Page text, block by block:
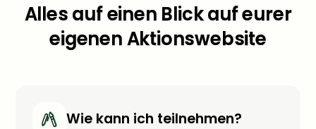
Alles auf einen Blick auf eurer
eigenen Aktionswebsite
Wie kann ich teilnehmen?